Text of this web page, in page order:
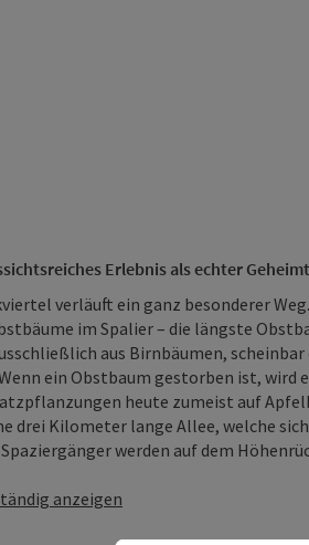
Erlebnis als echter
verläuft ein ganz besonderer
im Spalier – die längste
aus Birnbäumen,
ein Obstbaum gestorben ist, wird
heute zumeist auf
drei Kilometer lange Allee, welche
werden auf dem
anzeigen